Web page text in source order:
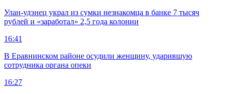
Улан-удэнец украл из сумки незнакомца в банке 7 тысяч
рублей и «заработал» 2,5 года колонии
16:41
В Еравнинском районе осудили женщину, ударившую
сотрудника органа опеки
16:27